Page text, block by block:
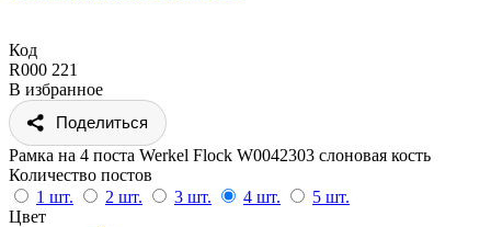
Код
R000 221
В избранное
Поделиться
Рамка на 4 поста Werkel Flock W0042303 слоновая кость
Количество постов
1 шт.
2 шт. 3 шт. 4 шт.
5 шт.
Цвет